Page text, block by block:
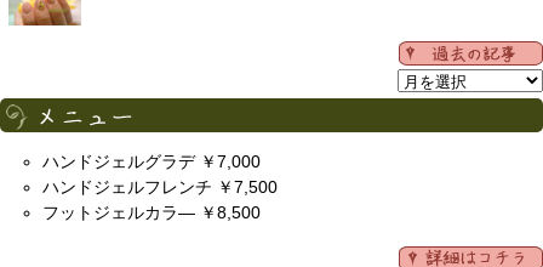
ハンドジェルグラデ ￥7,000
ハンドジェルフレンチ ￥7,500
フットジェルカラ― ￥8,500